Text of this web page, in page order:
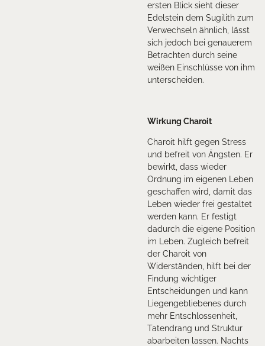
ersten Blick sieht dieser
Edelstein dem Sugilith zum
Verwechseln ähnlich, lässt
sich jedoch bei genauerem
Betrachten durch seine
weißen Einschlüsse von ihm
unterscheiden.
Wirkung Charoit
Charoit hilft gegen Stress
und befreit von Ängsten. Er
bewirkt, dass wieder
Ordnung im eigenen Leben
geschaffen wird, damit das
Leben wieder frei gestaltet
werden kann. Er festigt
dadurch die eigene Position
im Leben. Zugleich befreit
der Charoit von
Widerständen, hilft bei der
Findung wichtiger
Entscheidungen und kann
Liegengebliebenes durch
mehr Entschlossenheit,
Tatendrang und Struktur
abarbeiten lassen. Nachts